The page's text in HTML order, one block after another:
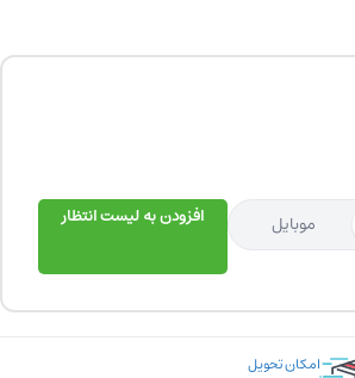
موبایل افزودن به لیست انتظار
امکان تحویل